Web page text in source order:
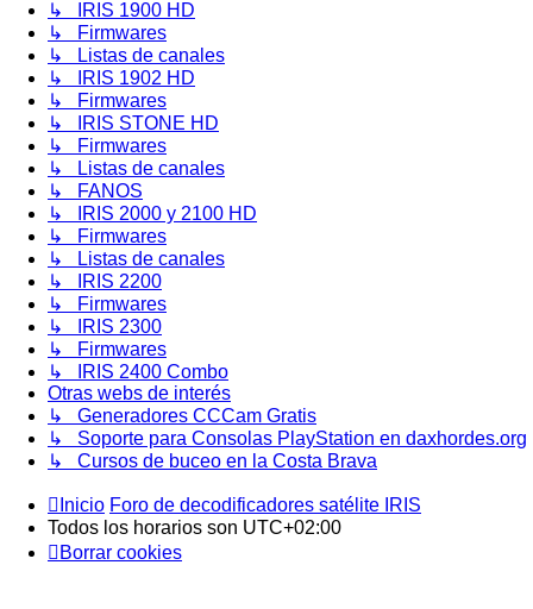
↳ IRIS 1900 HD
↳ Firmwares
↳ Listas de canales
↳ IRIS 1902 HD
↳ Firmwares
↳ IRIS STONE HD
↳ Firmwares
↳ Listas de canales
↳ FANOS
↳ IRIS 2000 y 2100 HD
↳ Firmwares
↳ Listas de canales
↳ IRIS 2200
↳ Firmwares
↳ IRIS 2300
↳ Firmwares
↳ IRIS 2400 Combo
Otras webs de interés
↳ Generadores CCCam Gratis
↳ Soporte para Consolas PlayStation en daxhordes.org
↳ Cursos de buceo en la Costa Brava
Inicio Foro de decodificadores satélite IRIS
Todos los horarios son UTC+02:00
Borrar cookies